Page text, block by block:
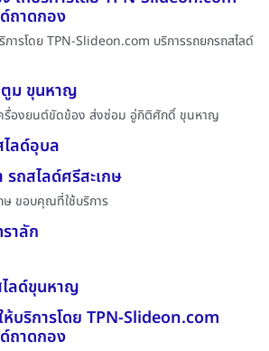
ถาดกอง
การโดย TPN-Slideon.com บริการรถยกรถสไลด์
ตูม ขุนหาญ
รื่องยนต์ขัดข้อง ส่งซ่อม อู่กิติศักดิ์ ขุนหาญ
ลด์อุบล
รถสไลด์ศรีสะเกษ
ษ ขอบคุณที่ใช้บริการ
าลัก
ลด์ขุนหาญ
บริการโดย TPN-Slideon.com
ถาดกอง